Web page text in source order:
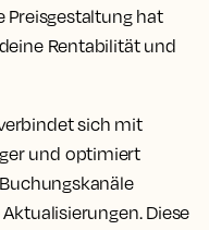
hat
Rentabilität und
sich mit
und optimiert
Diese